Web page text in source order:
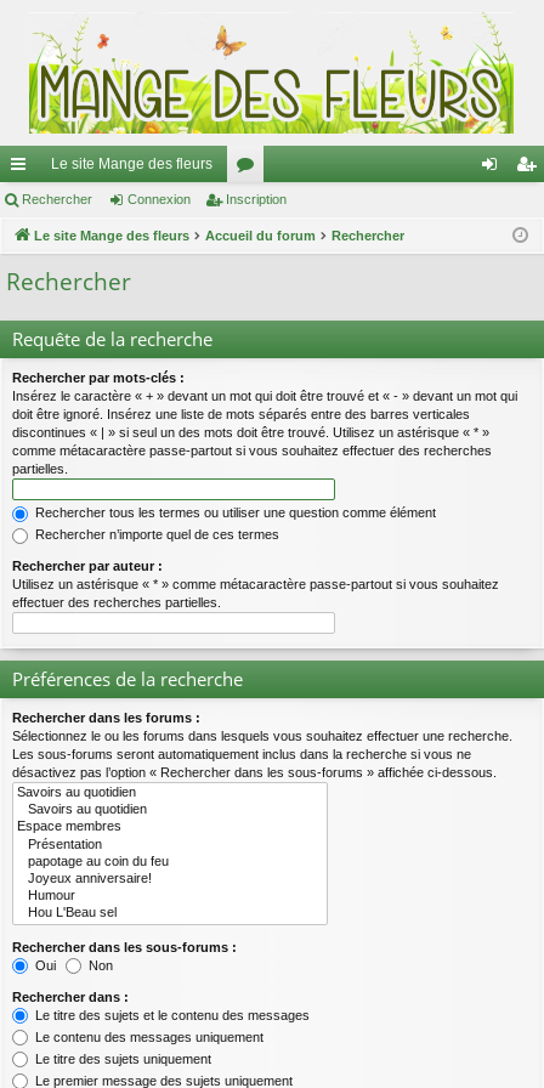
ac
co
ur
s
Le site Mange des fleurs
or
u cri
Rechercher Connexion Inscription
Le site Mange des fleurs Accueil du forum Rechercher
Rechercher
Requête de la recherche
Rechercher par mots-clés :
Insérez le caractère « + » devant un mot qui doit être trouvé et « - » devant un mot qui
doit être ignoré. Insérez une liste de mots séparés entre des barres verticales
discontinues « | » si seul un des mots doit être trouvé. Utilisez un astérisque « * »
comme métacaractère passe-partout si vous souhaitez effectuer des recherches
partielles.
Rechercher tous les termes ou utiliser une question comme élément
Rechercher n’importe quel de ces termes
Rechercher par auteur :
Utilisez un astérisque « * » comme métacaractère passe-partout si vous souhaitez
effectuer des recherches partielles.
Préférences de la recherche
Rechercher dans les forums :
Sélectionnez le ou les forums dans lesquels vous souhaitez effectuer une recherche.
Les sous-forums seront automatiquement inclus dans la recherche si vous ne
désactivez pas l’option « Rechercher dans les sous-forums » affichée ci-dessous.
Rechercher dans les sous-forums :
Oui
Non
Rechercher dans :
Le titre des sujets et le contenu des messages
Le contenu des messages uniquement
Le titre des sujets uniquement
Le premier message des sujets uniquement